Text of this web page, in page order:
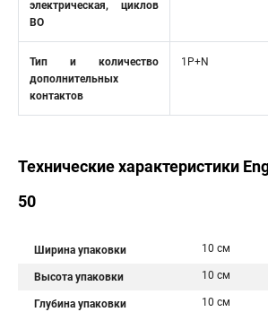
электрическая, циклов
ВО
Тип и количество
дополнительных
контактов
1P+N
Технические характеристики
50
Ширина упаковки 10 см
Высота упаковки 10 см
Глубина упаковки 10 см